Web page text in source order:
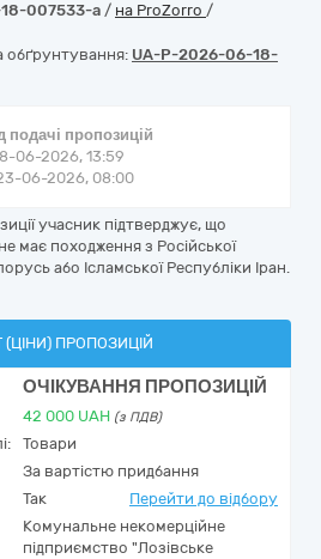
007533-a / на ProZorro /
обґрунтування: UA-P-2026-06-18-
подачі пропозицій
06-2026, 13:59
06-2026, 08:00
учасник підтверджує, що
має походження з Російської
або Ісламської Республіки Іран.
(ЦІНИ) ПРОПОЗИЦІЙ
ОЧІКУВАННЯ ПРОПОЗИЦІЙ
42 000 UAH (з ПДВ)
Товари
За вартістю придбання
Так Перейти до відбору
Комунальне некомерційне
підприємство "Лозівське